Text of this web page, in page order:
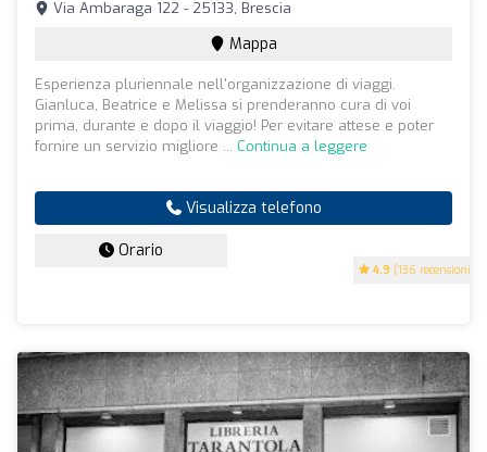
4.9 (136 recensioni)
Via Ambaraga 122 - 25133, Brescia
Mappa
Esperienza pluriennale nell'organizzazione di viaggi.
Gianluca, Beatrice e Melissa si prenderanno cura di voi
prima, durante e dopo il viaggio! Per evitare attese e poter
fornire un servizio migliore ... Continua a leggere
Visualizza telefono
Orario